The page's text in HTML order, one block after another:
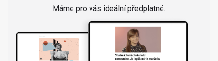
Máme pro vás ideální předplatné.